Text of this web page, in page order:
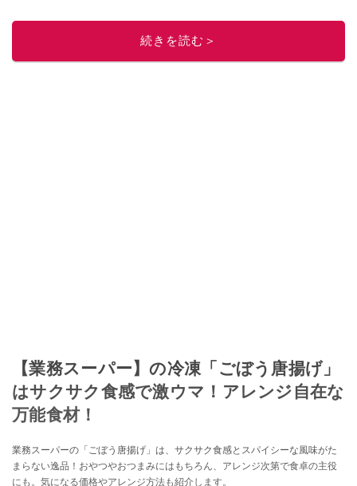
レビューしています。毎日トレンド情報をお届けしているので、ぜひ
してください！続きを読む＞
【業務スーパー】の冷凍「ごぼう唐揚げ」
はサクサク食感で激ウマ！アレンジ自在な
万能食材！
業務スーパーの「ごぼう唐揚げ」は、サクサク食感とスパイシーな風味がた
まらない逸品！おやつやおつまみにはもちろん、アレンジ次第で食卓の主役
にも。気になる価格やアレンジ方法も紹介します。